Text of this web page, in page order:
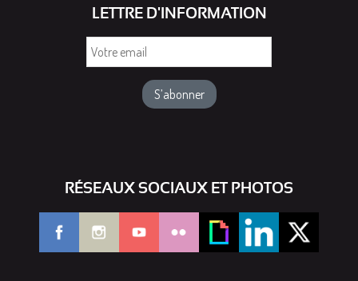
LETTRE D'INFORMATION
RÉSEAUX SOCIAUX ET PHOTOS